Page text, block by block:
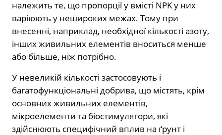
належить те, що пропорції у вмісті NPK у них
варіюють у нешироких межах. Тому при
внесенні, наприклад, необхідної кількості азоту,
інших живильних елементів вноситься менше
або більше, ніж потрібно.
У невеликій кількості застосовують і
багатофункціональні добрива, що містять, крім
основних живильних елементів,
мікроелементи та біостимулятори, які
здійснюють специфічний вплив на ґрунт і